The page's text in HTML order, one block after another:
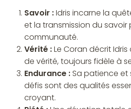
Savoir :Idris incarne la
et la transmission du savoir
communauté.
Vérité :Le Coran décrit
de vérité, toujours fidèle à
Endurance : Sa patience et
défis sont des qualités
croyant.